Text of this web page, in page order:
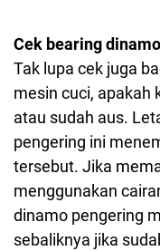
Cek bearing
Tak lupa cek juga
mesin cuci, apakah
atau sudah aus.
pengering ini
tersebut. Jika
menggunakan
dinamo pengering
sebaliknya jika